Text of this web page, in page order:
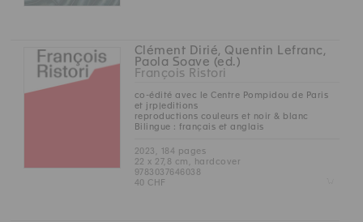
Clément Dirié, Quentin Lefranc,
Paola Soave (ed.)
François Ristori
co-édité avec le Centre Pompidou de Paris
et jrp|editions
reproductions couleurs et noir & blanc
Bilingue : français et anglais
2023, 184 pages
22 x 27,8 cm, hardcover
9783037646038
40 CHF